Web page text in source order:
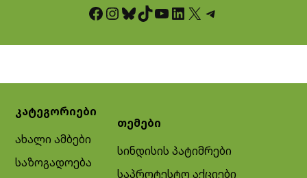
Facebook InstagramBluesky TikTok YouTube LinkedIn X Telegram
კატეგორიები
ახალი ამბები
საზოგადოება
თემები
სინდისის პატიმრები
საპროტესტო აქციები